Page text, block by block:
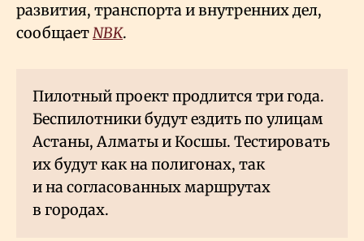
развития, транспорта и внутренних дел,
сообщаетNBK.
Пилотный проект продлится три года.
Беспилотники будут ездить по улицам
Астаны, Алматы и Косшы. Тестировать
их будут как на полигонах, так
и на согласованных маршрутах
в городах.